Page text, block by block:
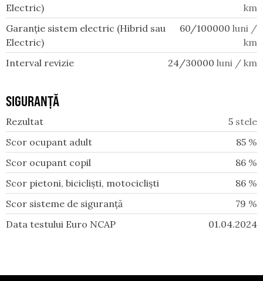
Electric)
km
Garanție sistem electric (Hibrid sau
Electric)
60/100000 luni /
km
Interval revizie
24/30000 luni / km
SIGURANȚĂ
Rezultat 5 stele
Scor ocupant adult
85 %
Scor ocupant copil
86 %
Scor pietoni, bicicliști, motocicliști
86 %
Scor sisteme de siguranță
79 %
Data testului Euro NCAP
01.04.2024